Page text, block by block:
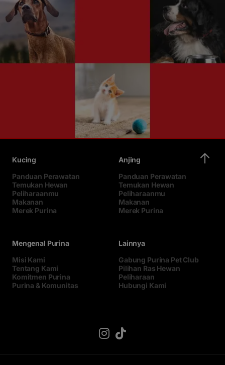
Kucing
Panduan Perawatan
Temukan Hewan
Peliharaanmu
Makanan
Merek Purina
Anjing
Panduan Perawatan
Temukan Hewan
Peliharaanmu
Makanan
Merek Purina
Mengenal Purina
Misi Kami
Tentang Kami
Komitmen Purina
Purina & Komunitas
Lainnya
Gabung Purina Pet Club
Pilihan Ras Hewan
Peliharaan
Hubungi Kami